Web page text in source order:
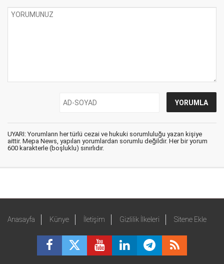
UYARI: Yorumların her türlü cezai ve hukuki sorumluluğu yazan kişiye
aittir. Mepa News, yapılan yorumlardan sorumlu değildir. Her bir yorum
600 karakterle (boşluklu) sınırlıdır.
Anasayfa Künye İletişim Gizlilik İlkeleri Sitene Ekle